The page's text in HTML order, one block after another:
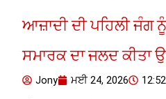
ਆਜ਼ਾਦੀ ਦੀ ਪਹਿਲੀ ਜੰਗ
ਸਮਾਰਕ ਦਾ ਜਲਦ ਕੀਤਾ
Jony ਮਈ 24, 2026